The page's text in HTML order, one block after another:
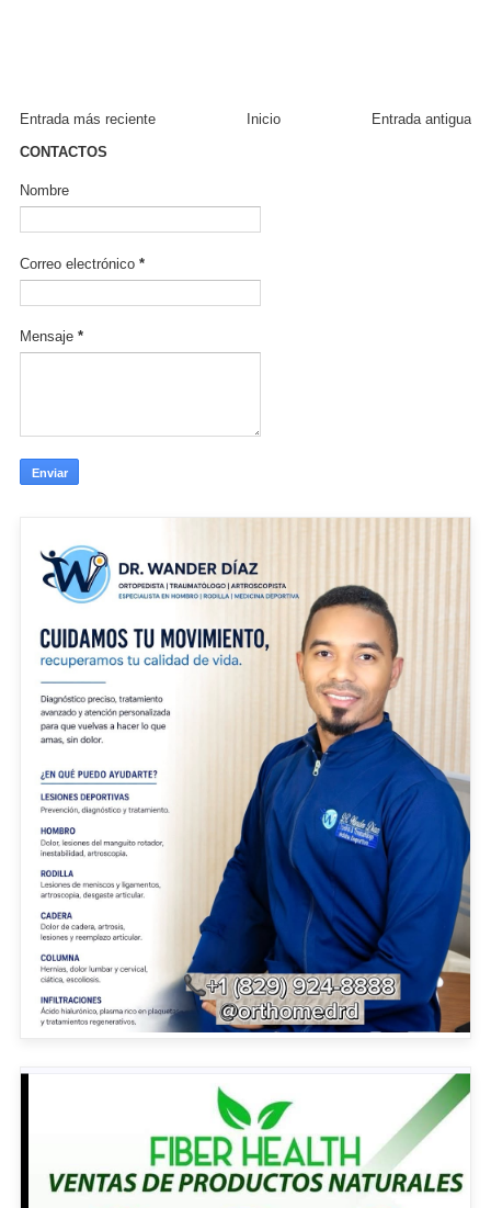
Entrada más reciente Entrada antigua
Inicio
CONTACTOS
Nombre
Correo electrónico *
Mensaje *